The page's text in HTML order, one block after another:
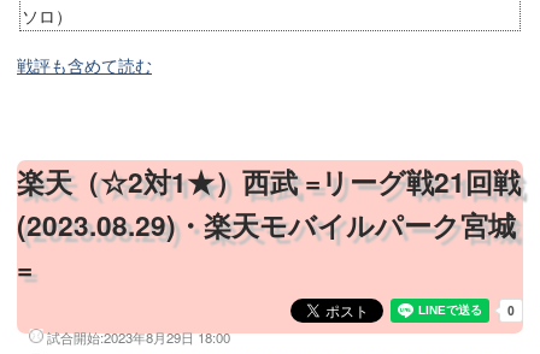
ソロ）
戦評も含めて読む
楽天（☆2対1★）西武 =リーグ戦21回戦
(2023.08.29)・楽天モバイルパーク宮城
=
試合開始:2023年8月29日 18:00